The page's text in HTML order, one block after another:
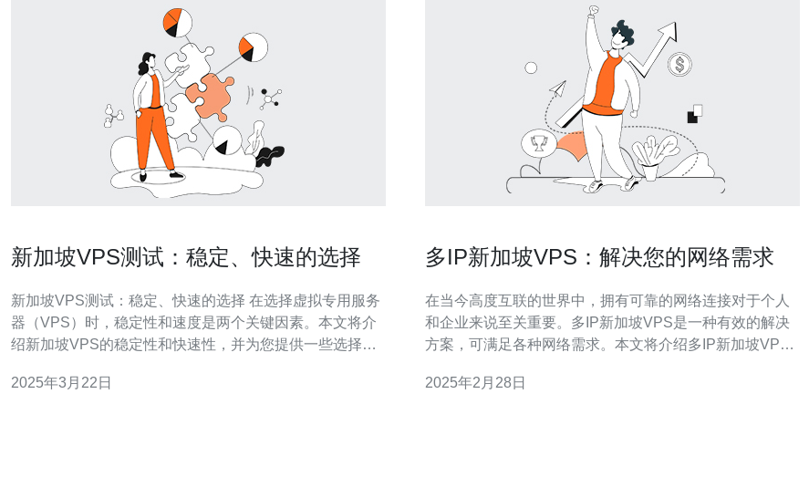
新加坡VPS测试：稳定、快速的选择
新加坡VPS测试：稳定、快速的选择 在选择虚拟专用服务
器（VPS）时，稳定性和速度是两个关键因素。本文将介
绍新加坡VPS的稳定性和快速性，并为您提供一些选择建
坡的VPS进行了稳定性测试，并从多个角度评估了其表
2025年3月22日
多IP新加坡VPS：解决您的网络需求
在当今高度互联的世界中，拥有可靠的网络连接对于个人
和企业来说至关重要。多IP新加坡VPS是一种有效的解决
方案，可满足各种网络需求。本文将介绍多IP新加坡VPS
器，可以为用户提供多个IP地址。这意味着用户可以拥有
2025年2月28日